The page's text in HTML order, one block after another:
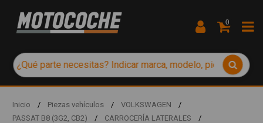
0
Inicio / Piezas vehículos / VOLKSWAGEN
/
PASSAT B8 (3G2, CB2)
/ CARROCERÍA LATERALES
/